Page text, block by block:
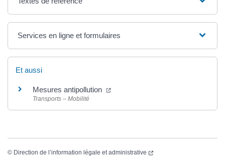
Services en ligne et formulaires
Et aussi
Mesures antipollution
Transports – Mobilité
© Direction de l’information légale et administrative